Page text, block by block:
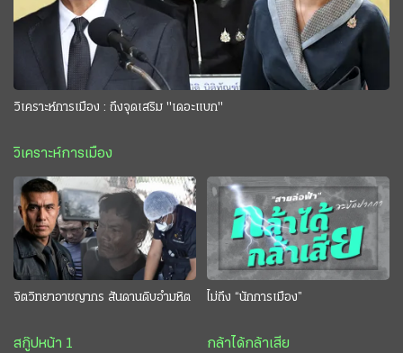
วิเคราะห์การเมือง : ถึงจุดเสริม "เดอะแบก"
วิเคราะห์การเมือง
จิตวิทยาอาชญากร สันดานดิบอำมหิต
สกู๊ปหน้า 1
ไม่ถึง “นักการเมือง”
กล้าได้กล้าเสีย